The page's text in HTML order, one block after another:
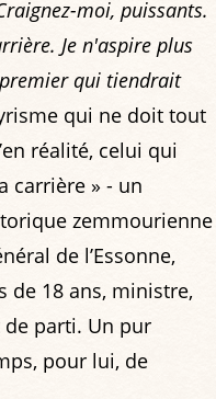
moi, puissants.
Je n'aspire plus
qui tiendrait
qui ne doit tout
réalité, celui qui
carrière » - un
zemmourienne
de l’Essonne,
de 18 ans, ministre,
parti. Un pur
pour lui, de